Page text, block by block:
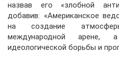
назвав его «злобной
добавив: «Американское
на создание
международной арене,
идеологической борьбы и